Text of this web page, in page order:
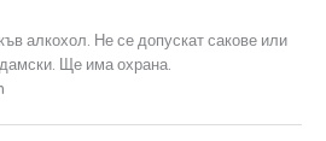
алкохол. Не се допускат сакове или
Ще има охрана.